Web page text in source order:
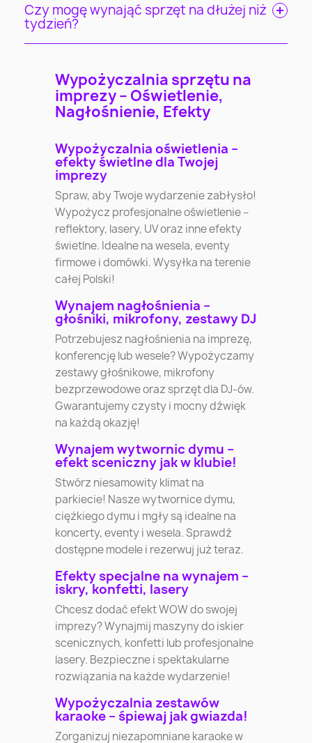
Czy mogę wynająć sprzęt na dłużej niż
tydzień?
Wypożyczalnia sprzętu na
imprezy – Oświetlenie,
Nagłośnienie, Efekty
Wypożyczalnia oświetlenia –
efekty świetlne dla Twojej
imprezy
Spraw, aby Twoje wydarzenie zabłysło!
Wypożycz profesjonalne oświetlenie –
reflektory, lasery, UV oraz inne efekty
świetlne. Idealne na wesela, eventy
firmowe i domówki. Wysyłka na terenie
całej Polski!
Wynajem nagłośnienia –
głośniki, mikrofony, zestawy DJ
Potrzebujesz nagłośnienia na imprezę,
konferencję lub wesele? Wypożyczamy
zestawy głośnikowe, mikrofony
bezprzewodowe oraz sprzęt dla DJ-ów.
Gwarantujemy czysty i mocny dźwięk
na każdą okazję!
Wynajem wytwornic dymu –
efekt sceniczny jak w klubie!
Stwórz niesamowity klimat na
parkiecie! Nasze wytwornice dymu,
ciężkiego dymu i mgły są idealne na
koncerty, eventy i wesela. Sprawdź
dostępne modele i rezerwuj już teraz.
Efekty specjalne na wynajem –
iskry, konfetti, lasery
Chcesz dodać efekt WOW do swojej
imprezy? Wynajmij maszyny do iskier
scenicznych, konfetti lub profesjonalne
lasery. Bezpieczne i spektakularne
rozwiązania na każde wydarzenie!
Wypożyczalnia zestawów
karaoke – śpiewaj jak gwiazda!
Zorganizuj niezapomniane karaoke w